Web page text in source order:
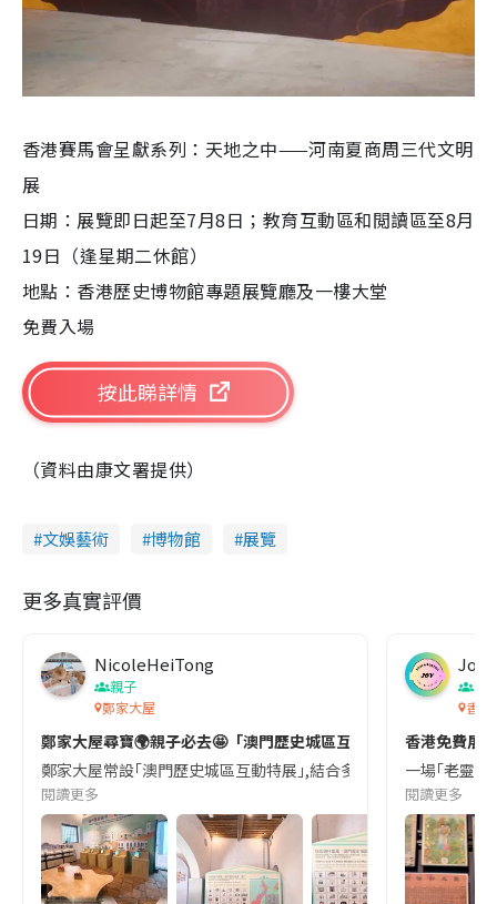
香港賽馬會呈獻系列：天地之中——河南夏商周三代文明
展
日期：展覽即日起至7月8日；教育互動區和閲讀區至8月
19日（逢星期二休館）
地點：香港歷史博物館專題展覽廳及一樓大堂
免費入場
按此睇詳情
（資料由康文署提供）
文娛藝術 博物館 展覽
更多真實評價
NicoleHeiTong
親子
鄭家大屋
鄭家大屋尋寶🌍親子必去🤩「澳門歷史城區互動特展」
鄭家大屋常設｢澳門歷史城區互動特展｣,結合多媒體體感遊戲､擴
閱讀更多
親
香港
香港免費展
一場｢老靈
閱讀更多